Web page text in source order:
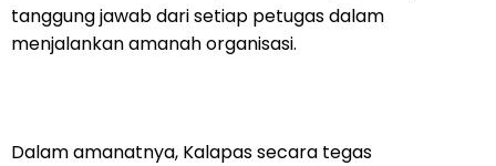
tanggung jawab dari setiap petugas dalam
menjalankan amanah organisasi.
Dalam amanatnya, Kalapas secara tegas